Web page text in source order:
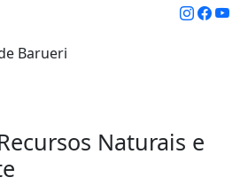
Naturais e